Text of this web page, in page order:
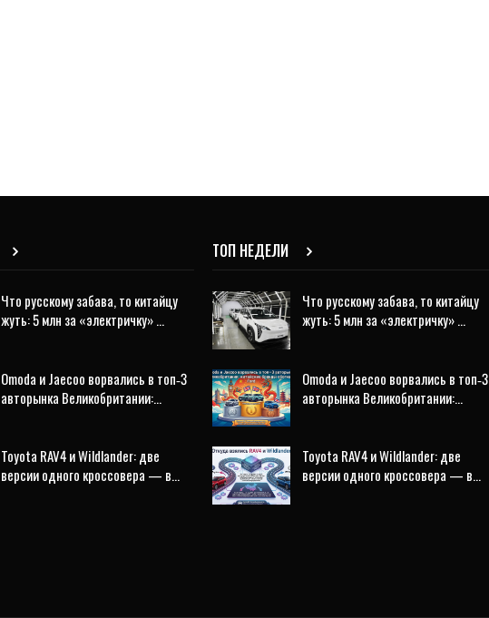
Что русскому забава, то китайцу
жуть: 5 млн за «электричку» …
Omoda и Jaecoo ворвались в топ‑3
авторынка Великобритании:…
Toyota RAV4 и Wildlander: две
версии одного кроссовера — в…
ТОП НЕДЕЛИ
Что русскому забава, то китайцу
жуть: 5 млн за «электричку» …
Omoda и Jaecoo ворвались в топ‑3
авторынка Великобритании:…
Toyota RAV4 и Wildlander: две
версии одного кроссовера — в…